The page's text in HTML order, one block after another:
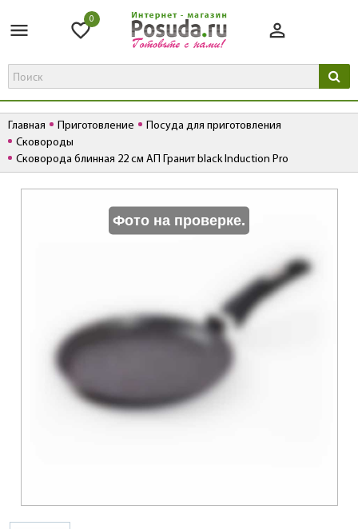
0
Главная Приготовление
Посуда для приготовления
Сковороды
Сковорода блинная 22 см АП Гранит black Induction Pro
Фото на проверке.